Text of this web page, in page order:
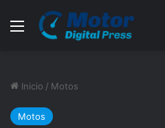
Menú
Inicio / Motos
Motos